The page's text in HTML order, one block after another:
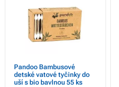
Pandoo Bambusové
detské vatové tyčinky do
uší s bio bavlnou 55 ks